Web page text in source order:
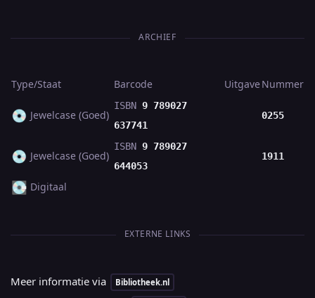
ARCHIEF
Type/Staat Barcode UitgaveNummer
💿 Jewelcase (Goed)
ISBN 9 789027
637741
0255
💿 Jewelcase (Goed)
ISBN 9 789027
644053
1911
💽 Digitaal
EXTERNE LINKS
Meer informatie via Bibliotheek.nl